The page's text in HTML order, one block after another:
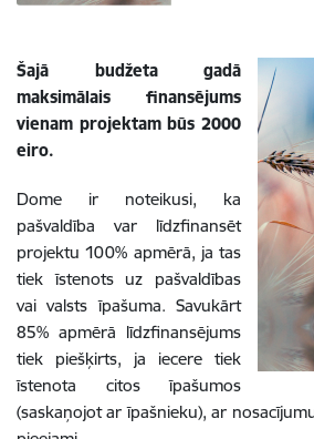
Šajā budžeta gadā
maksimālais finansējums
vienam projektam būs 2000
eiro.
Dome ir noteikusi, ka
pašvaldība var līdzfinansēt
projektu 100% apmērā, ja tas
tiek īstenots uz pašvaldības
vai valsts īpašuma. Savukārt
85% apmērā līdzfinansējums
tiek piešķirts, ja iecere tiek
īstenota citos īpašumos
(saskaņojot ar īpašnieku), ar